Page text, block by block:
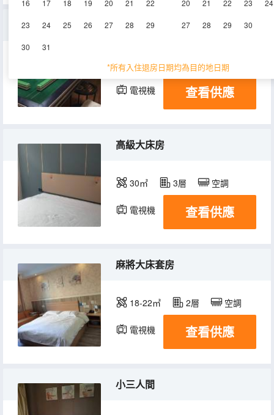
16 17 18 19 20 21 22
23 24 25 26 27 28 29
30 31
20 21 22 23 24
27 28 29 30
*所有入住退房日期均為目的地日期
豪華雙床棋牌房
28-30㎡ 2層 空調
電視機 查看供應
高級大床房
30㎡ 3層 空調
電視機 查看供應
麻將大床套房
18-22㎡ 2層 空調
電視機 查看供應
小三人間